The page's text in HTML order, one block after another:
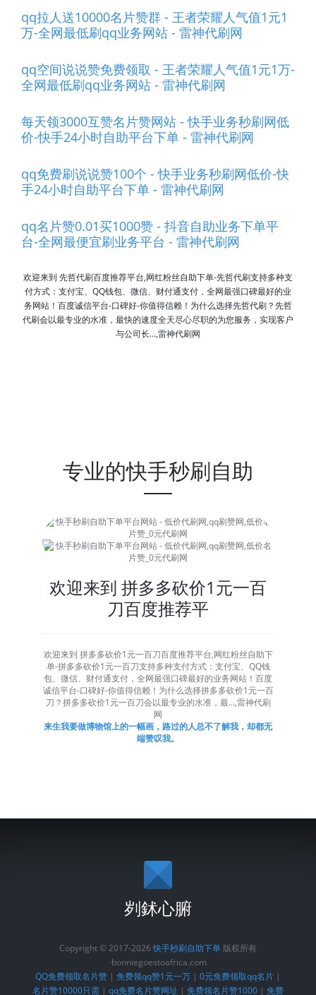
qq拉人送10000名片赞群 - 王者荣耀人气值1元1
万-全网最低刷qq业务网站 - 雷神代刷网
qq空间说说赞免费领取 - 王者荣耀人气值1元1万-
全网最低刷qq业务网站 - 雷神代刷网
每天领3000互赞名片赞网站 - 快手业务秒刷网低
价-快手24小时自助平台下单 - 雷神代刷网
qq免费刷说说赞100个 - 快手业务秒刷网低价-快
手24小时自助平台下单 - 雷神代刷网
qq名片赞0.01买1000赞 - 抖音自助业务下单平
台-全网最便宜刷业务平台 - 雷神代刷网
欢迎来到 先哲代刷百度推荐平台,网红粉丝自助下单-先哲代刷支持多种支
付方式：支付宝、QQ钱包、微信、财付通支付，全网最强口碑最好的业
务网站！百度诚信平台-口碑好-你值得信赖！为什么选择先哲代刷？先哲
代刷会以最专业的水准，最快的速度全天尽心尽职的为您服务，实现客户
与公司长...,雷神代刷网
专业的快手秒刷自助
欢迎来到 拼多多砍价1元一百
刀百度推荐平
欢迎来到 拼多多砍价1元一百刀百度推荐平台,网红粉丝自助下
单-拼多多砍价1元一百刀支持多种支付方式：支付宝、QQ钱
包、微信、财付通支付，全网最强口碑最好的业务网站！百度
诚信平台-口碑好-你值得信赖！为什么选择拼多多砍价1元一百
刀？拼多多砍价1元一百刀会以最专业的水准，最...,雷神代刷
网
来生我要做博物馆上的一幅画，路过的人总不了解我，却都无
端赞叹我。
刿鉥心腑
Copyright © 2017-2026快手秒刷自助下单 版权所有
·bonniegoestoafrica.com
QQ免费领取名片赞 | 免费领qq赞1元一万 | 0元免费领取qq名片 |
名片赞10000只需 | qq免费名片赞网址 | 免费领名片赞1000 | 免费